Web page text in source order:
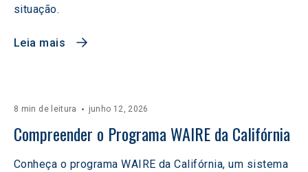
situação.
Leia mais
8 min de leitura junho 12, 2026
Compreender o Programa WAIRE da Califórnia
Conheça o programa WAIRE da Califórnia, um sistema